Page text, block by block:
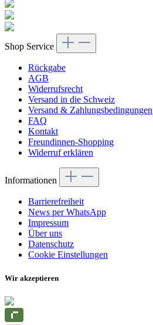
Shop Service
Rückgabe
AGB
Widerrufsrecht
Versand in die Schweiz
Versand & Zahlungsbedingungen
FAQ
Kontakt
Freundinnen-Shopping
Widerruf erklären
Informationen
Barrierefreiheit
News per WhatsApp
Impressum
Über uns
Datenschutz
Cookie Einstellungen
Wir akzeptieren